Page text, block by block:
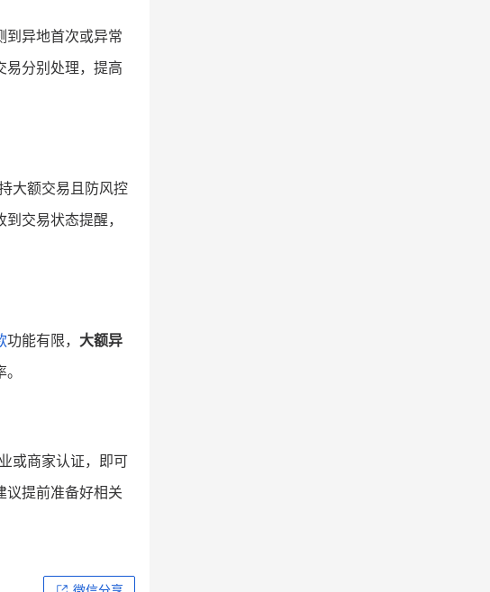
到异地首次或异常
易分别处理，提高
大额交易且防风控
交易状态提醒，
功能有限， 大额异
或商家认证，即可
议提前准备好相关